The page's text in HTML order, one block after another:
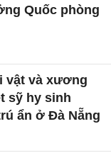
Quốc phòng
vật và xương
sỹ hy sinh
ẩn ở Đà Nẵng